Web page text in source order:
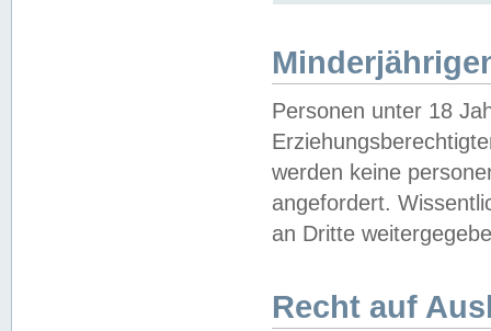
Personen unter 18
werden keine
angefordert.
an Dritte
Recht auf